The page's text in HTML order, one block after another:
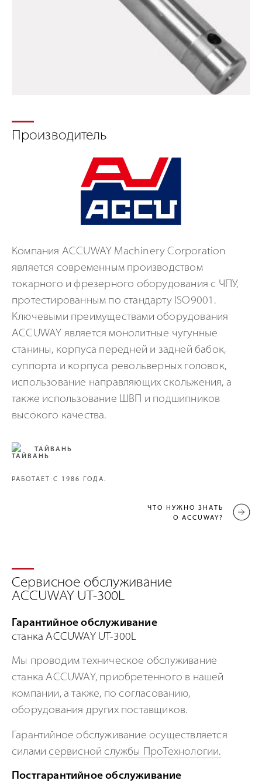
Производитель
Компания ACCUWAY Machinery Corporation
является современным производством
токарного и фрезерного оборудования с ЧПУ,
протестированным по стандарту ISO9001.
Ключевыми преимуществами оборудования
ACCUWAY является монолитные чугунные
станины, корпуса передней и задней бабок,
суппорта и корпуса револьверных головок,
использование направляющих скольжения, а
также использование ШВП и подшипников
высокого качества.
ТАЙВАНЬ
РАБОТАЕТ С 1986 ГОДА.
ЧТО НУЖНО ЗНАТЬ
О ACCUWAY?
Сервисное обслуживание
ACCUWAY UT-300L
Гарантийное обслуживание
станка ACCUWAY UT-300L
Мы проводим техническое обслуживание
станка ACCUWAY, приобретенного в нашей
компании, а также, по согласованию,
оборудования других поставщиков.
Гарантийное обслуживание осуществляется
силамисервисной службы ПроТехнологии.
Постгарантийное обслуживание